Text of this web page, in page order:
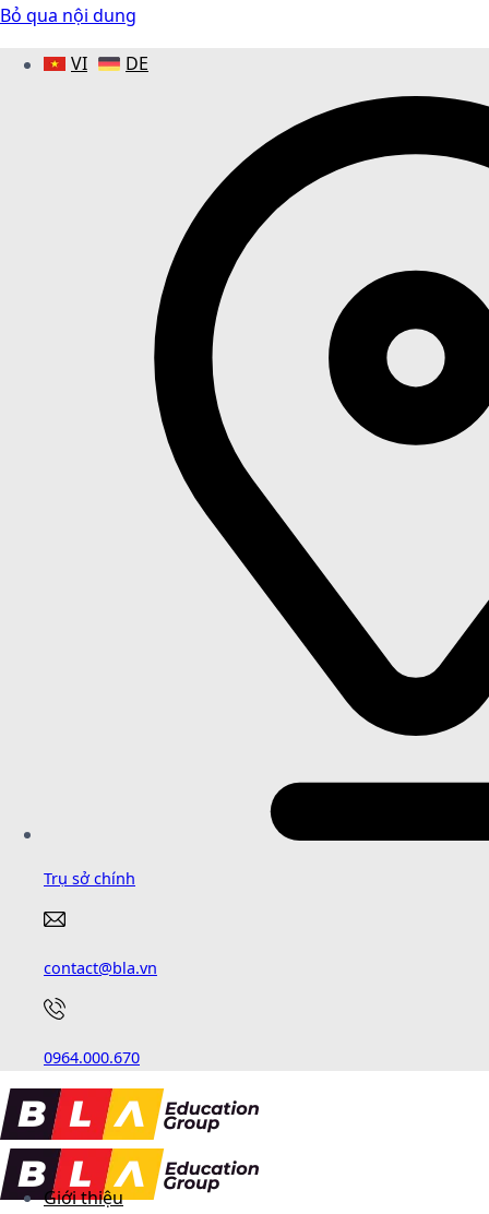
Bỏ qua nội dung
VI
DE
Trụ sở chính
contact@bla.vn
0964.000.670
Giới thiệu